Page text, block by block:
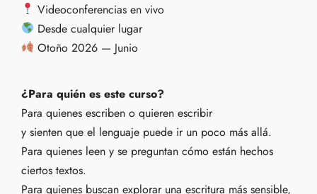
Videoconferencias en vivo
Desde cualquier lugar
Otoño 2026 — Junio
¿Para quién es este curso?
Para quienes escriben o quieren escribir
y sienten que el lenguaje puede ir un poco más allá.
Para quienes leen y se preguntan cómo están hechos
ciertos textos.
Para quienes buscan explorar una escritura más sensible,